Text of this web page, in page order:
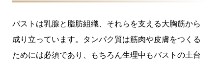
バストは乳腺と脂肪組織、それらを支える大胸筋から
成り立っています。タンパク質は筋肉や皮膚をつくる
ためには必須であり、もちろん生理中もバストの土台